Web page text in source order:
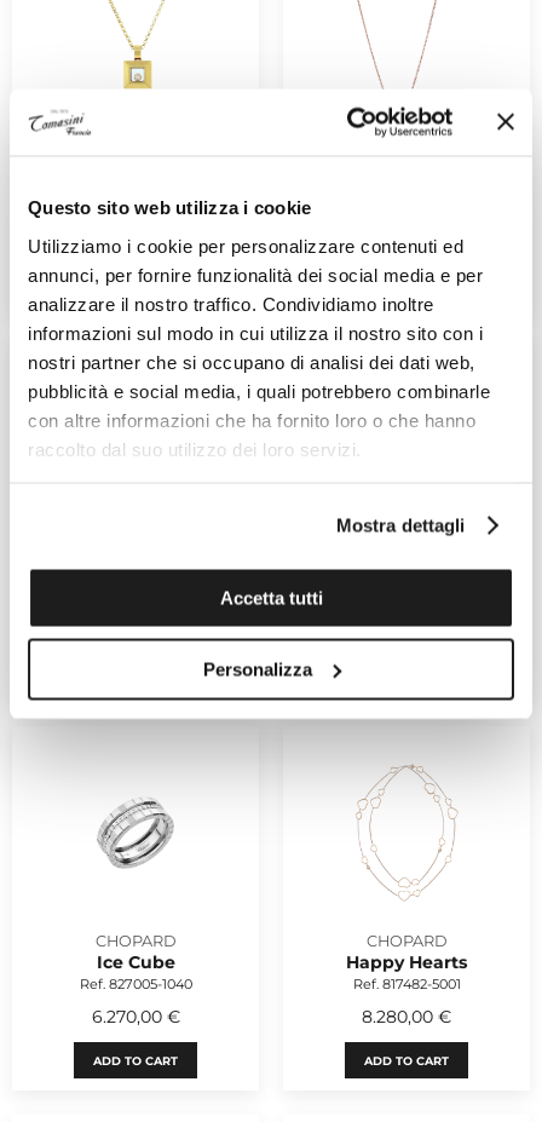
Questo sito web utilizza i cookie
Utilizziamo i cookie per personalizzare contenuti ed
annunci, per fornire funzionalità dei social media e per
analizzare il nostro traffico. Condividiamo inoltre
informazioni sul modo in cui utilizza il nostro sito con i
nostri partner che si occupano di analisi dei dati web,
pubblicità e social media, i quali potrebbero combinarle
con altre informazioni che ha fornito loro o che hanno
raccolto dal suo utilizzo dei loro servizi.
Mostra dettagli
Accetta tutti
Personalizza
Ref. 792938-0001
1.540,00 €
ADD TO CART
2.670,00 €
ADD TO CART
Happy Hearts
6.690,00 €
Ice Cube
2.960,00 €
CHOPARD
Ice Cube
Ref. 827005-1040
6.270,00 €
ADD TO CART
CHOPARD
Happy Hearts
Ref. 817482-5001
8.280,00 €
ADD TO CART